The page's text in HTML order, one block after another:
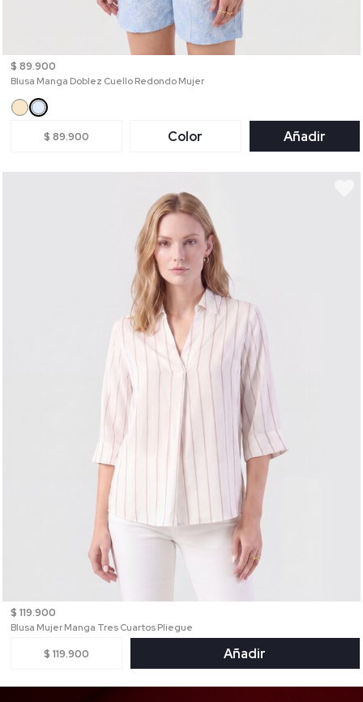
$ 89.900
Blusa Manga Doblez Cuello Redondo Mujer
$ 89.900 Color Añadir
$ 119.900
Blusa Mujer Manga Tres Cuartos Pliegue
$ 119.900 Añadir